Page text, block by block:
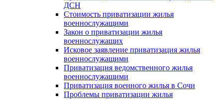
ДСН
Стоимость приватизации жилья
военнослужащими
Закон о приватизации жилья
военнослужащих
Исковое заявление приватизация жилья
военнослужащими
Приватизация ведомственного жилья
военнослужащими
Приватизация военного жилья в Сочи
Проблемы приватизации жилья